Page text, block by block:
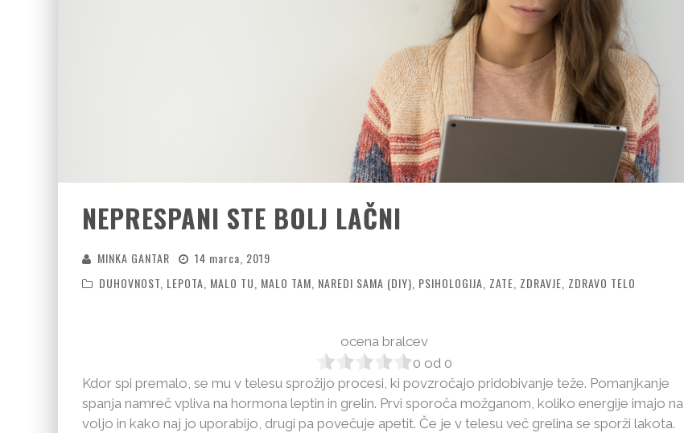
NEPRESPANI STE BOLJ LAČNI
MINKA GANTAR
14 marca, 2019
DUHOVNOST LEPOTA MALO TU, MALO TAM NAREDI SAMA (DIY) PSIHOLOGIJA ZATE ZDRAVJE ZDRAVO TELO
ocena bralcev
0 od 0
Kdor spi premalo, se mu v telesu sprožijo procesi, ki povzročajo pridobivanje teže. Pomanjkanje
spanja namreč vpliva na hormona leptin in grelin. Prvi sporoča možganom, koliko energije imajo na
voljo in kako naj jo uporabijo, drugi pa povečuje apetit. Če je v telesu več grelina se sporži lakota.